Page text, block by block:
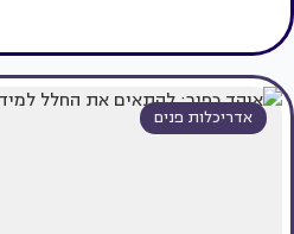
אדריכלות פנים